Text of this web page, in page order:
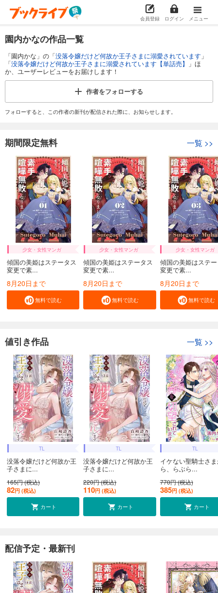
会員登録 ログイン メニュー
園内かなの作品一覧
「園内かな」の「没落令嬢だけど何故か王子さまに溺愛されています 」
「没落令嬢だけど何故か王子さまに溺愛されています【単話売】
」ほ
か、ユーザーレビューをお届けします！
作者をフォローする
フォローすると、この作者の新刊が配信された際に、お知らせします。
期間限定無料 一覧 >>
少女・女性マンガ
傾国の美姫はステータス
変更で素...
8月20日まで
無料で読む
少女・女性マンガ
傾国の美姫はステータス
変更で素...
8月20日まで
無料で読む
少女・女性マンガ
傾国の美姫はステ
変更で素...
8月20日まで
無料で読む
値引き作品 一覧 >>
TL
没落令嬢だけど何故か王
子さまに...
165円 (税込)
82円 (税込)
カート
TL
没落令嬢だけど何故か王
子さまに...
220円 (税込)
110円 (税込)
カート
TL
イケない聖騎士さ
ら、らぶら...
770円 (税込)
385円 (税込)
カート
配信予定・最新刊